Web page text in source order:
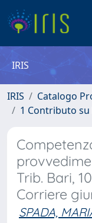
IRIS
IRIS
Catalogo
1 Contributo su
Trib. Bari,
Corriere
SPADA,